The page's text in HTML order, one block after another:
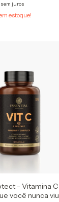
sem juros
estoque!
- Vitamina
você nunca viu